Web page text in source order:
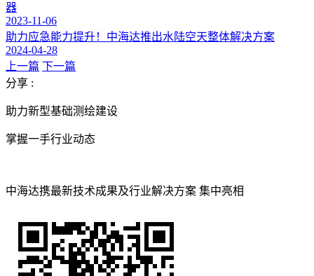
器
2023-11-06
助力应急能力提升！中海达推出水陆空天整体解决方案
2024-04-28
上一篇 下一篇
分享 :
助力新型基础测绘建设
掌握一手行业动态
中海达携最新技术成果及行业解决方案 集中亮相